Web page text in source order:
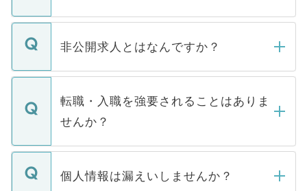
ご登録いただきましたら、弊社担当者がご
登録内容を確認し、その後メールもしくは
ます。通常、5営業日以内にはご連絡をせて
いただきますので、しばらくお待ちくださ
い。
非公開求人とはなんですか？
マイナビDOCTORで取り扱っている求人の
うち約3割は、Webサイトからご覧いただ
けない「非公開求人」です。非公開求人は
下記の理由によって、一般には公開してい
ません。
■応募殺到を避けるため 人気のある医療機
転職・入職を強要されることはありま
せんか？
転職・入職を強要することは一切ありませ
ん。また、仮に応募先から内定をいただい
個人情報は漏えいしませんか？